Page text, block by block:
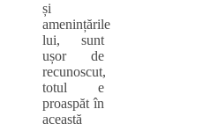
și
amenințările
lui, sunt
ușor de
recunoscut,
totul e
proaspăt în
această